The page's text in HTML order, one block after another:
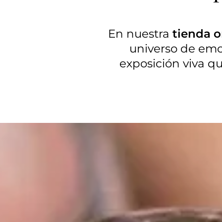
En nuestra tienda
universo de
exposición viva